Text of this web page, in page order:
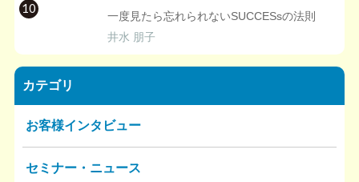
10
一度見たら忘れられないSUCCESsの法則
井水 朋子
カテゴリ
お客様インタビュー
セミナー・ニュース